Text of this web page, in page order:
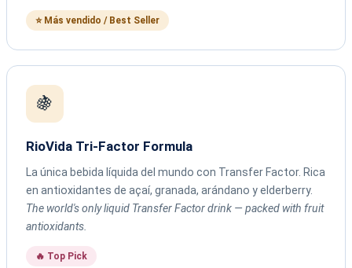
⭐ Más vendido / Best Seller
🍇
RioVida Tri-Factor Formula
La única bebida líquida del mundo con Transfer Factor. Rica
en antioxidantes de açaí, granada, arándano y elderberry.
The world's only liquid Transfer Factor drink — packed with fruit
antioxidants.
🔥 Top Pick